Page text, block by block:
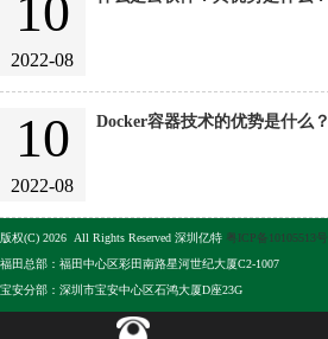
10
2022-08
10
2022-08
Docker容器技术的优势是什么？
版权(C) 2026 All Rights Reserved 深圳亿特 粤ICP备10105513号
福田总部：福田中心区彩田南路星河世纪大厦C2-1007
宝安分部：深圳市宝安中心区石鸿大厦D座23G